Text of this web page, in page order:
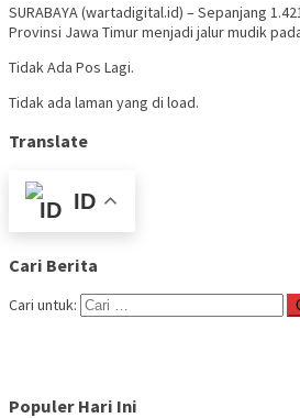
SURABAYA (wartadigital.id) – Sepanjang
Provinsi Jawa Timur menjadi jalur mudik
Tidak Ada Pos Lagi.
Tidak ada laman yang di load.
Translate
ID
Cari Berita
Cari untuk:
Populer Hari Ini